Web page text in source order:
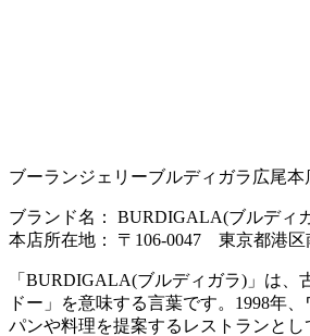
ブーランジェリーブルディガラ広尾本
ブランド名： BURDIGALA(ブルディ
本店所在地： 〒106-0047 東京都港区
「BURDIGALA(ブルディガラ)」は、
ドー」を意味する言葉です。1998年
パンや料理を提案するレストランとし